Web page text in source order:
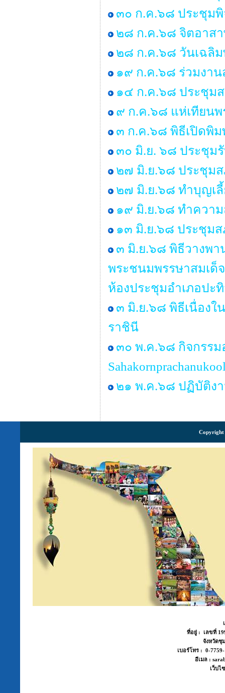
๓๐ ก.ค.๖๘ ประชุม
๒๘ ก.ค.๖๘ จิตอาส
๒๘ ก.ค.๖๘ วันเฉลิม
๑๙ ก.ค.๖๘ ร่วมงา
๑๔ ก.ค.๖๘ ประชุม
๙ ก.ค.๖๘ แห่เทียน
๓ ก.ค.๖๘ พิธีเปิดพิ
๓๐ มิ.ย. ๖๘ ประชุม
๒๗ มิ.ย.๖๘ ประชุม
๒๗ มิ.ย.๖๘ ทำบุญเลี้
๑๙ มิ.ย.๖๘ ทำควา
๑๓ มิ.ย.๖๘ ประชุมส
๓ มิ.ย.๖๘ พิธีวางพา
พระชนมพรรษาสมเ
ห้องประชุมอำเภอปะ
๓ มิ.ย.๖๘ พิธีเนื่องใ
ราชินี
๓๐ พ.ค.๖๘ กิจกรร
๒๑ พ.ค.๖๘ ปฏิบัติง
Copyright
ที่อยู่ : เลขที่
จังหวัด
เบอร์โทร : 0-
อีเมล :
เว็บไ